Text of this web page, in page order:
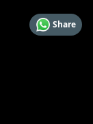
Share